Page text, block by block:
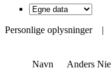
Personlige oplysninger|
Navn Anders